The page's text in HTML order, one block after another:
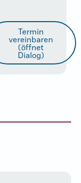
Termin
vereinbaren
(öffnet
Dialog)